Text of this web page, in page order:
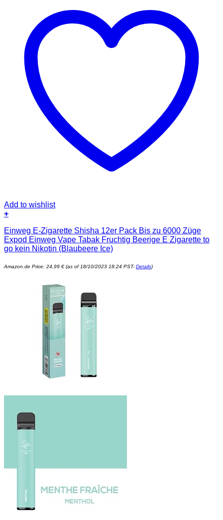
Add to wishlist
+
Produkt
weist
mehrere
auf.
Produktseite
Einweg E-Zigarette Shisha 12er Pack Bis zu 6000 Züge
Expod Einweg Vape Tabak Fruchtig Beerige E Zigarette to
go kein Nikotin (Blaubeere Ice)
Amazon.de Price: 24,99 € (as of 18/10/2023 18:24 PST- Details)